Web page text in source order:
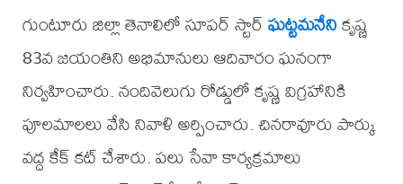
గుంటూరు జిల్లా తెనాలిలో సూపర్ స్టార్ఘట్టమనేనికృష్ణ
83వ జయంతిని అభిమానులు ఆదివారం ఘనంగా
నిర్వహించారు. నందివెలుగు రోడ్డులో కృష్ణ విగ్రహానికి
పూలమాలలు వేసి నివాళి అర్పించారు. చినరావూరు పార్కు
వద్ద కేక్ కట్ చేశారు. పలు సేవా కార్యక్రమాలు